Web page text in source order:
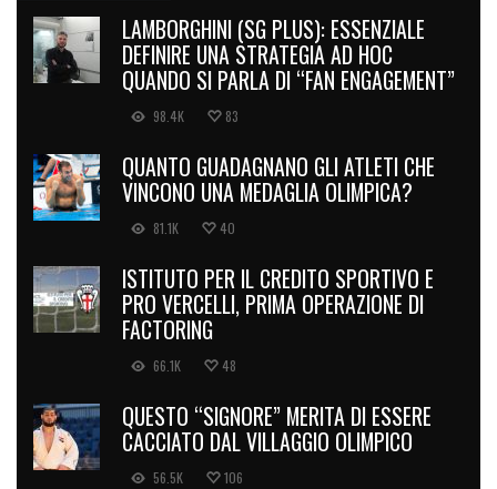
LAMBORGHINI (SG PLUS): ESSENZIALE
DEFINIRE UNA STRATEGIA AD HOC
QUANDO SI PARLA DI “FAN ENGAGEMENT”
98.4K 83
QUANTO GUADAGNANO GLI ATLETI CHE
VINCONO UNA MEDAGLIA OLIMPICA?
81.1K 40
ISTITUTO PER IL CREDITO SPORTIVO E
PRO VERCELLI, PRIMA OPERAZIONE DI
FACTORING
66.1K 48
QUESTO “SIGNORE” MERITA DI ESSERE
CACCIATO DAL VILLAGGIO OLIMPICO
56.5K 106